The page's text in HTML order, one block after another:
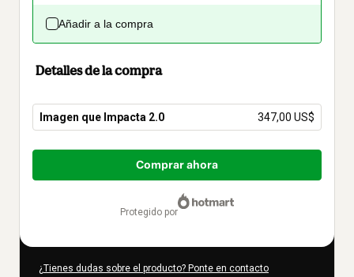
Añadir a la compra
Detalles de la compra
Imagen que Impacta 2.0 347,00 US$
Total
347,00 US$
Comprar ahora
protegido por
¿Tienes dudas sobre el producto? Ponte en contacto